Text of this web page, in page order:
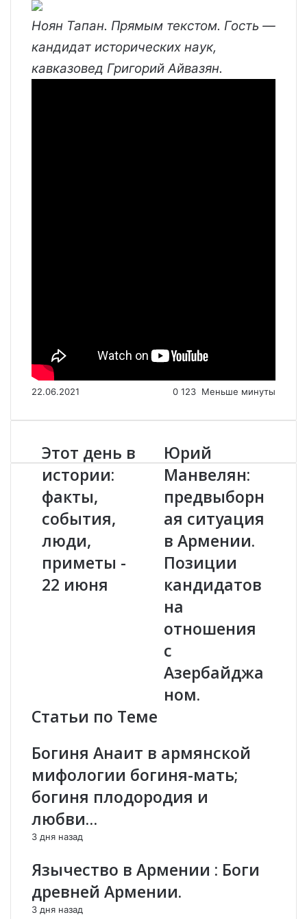
Ноян Тапан. Прямым текстом. Гость —
кандидат исторических наук,
кавказовед Григорий Айвазян.
22.06.2021 0 123 Меньше минуты
Э
т
о
т
д
е
ь
в
и
с
к
ы
с
о
ы
т
я
л
ю
Этот день в
истории:
факты,
события,
люди,
приметы -
22 июня
Ю
р
и
й
М
а
в
я
н
п
р
е
д
в
р
а
я
с
а
и
Юрий
Манвелян:
предвыборн
ая ситуация
в Армении.
Позиции
кандидатов
на
отношения
с
Азербайджа
ном.
Статьи по Теме
Богиня Анаит в армянской
мифологии богиня-мать;
богиня плодородия и
любви…
3 дня назад
Язычество в Армении : Боги
древней Армении.
3 дня назад